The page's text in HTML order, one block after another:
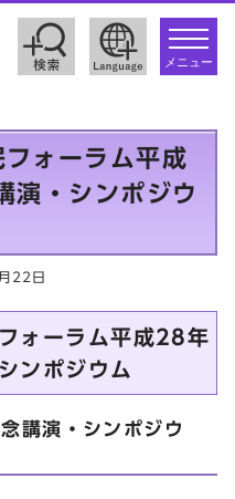
toggle
メニュー
ォーラム平成
演・シンポジウ
22日
ォーラム平成28年
ンポジウム
講演・シンポジウ